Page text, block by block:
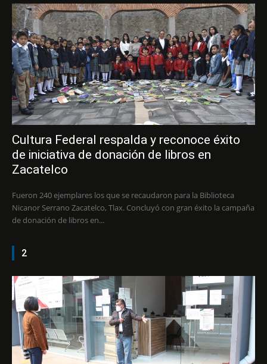
Cultura Federal respalda y reconoce éxito
de iniciativa de donación de libros en
Zacatelco
Fueron 240 ejemplares los que se recaudaron para la Biblioteca
Nicanor Serrano Zacatelco, Tlax. Concluyó con gran éxito la campaña
de donación de libros en...
2